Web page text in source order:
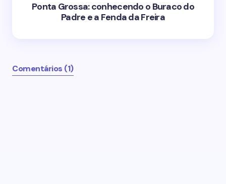
Ponta Grossa: conhecendo o Buraco do
Padre e a Fenda da Freira
Comentários (1)